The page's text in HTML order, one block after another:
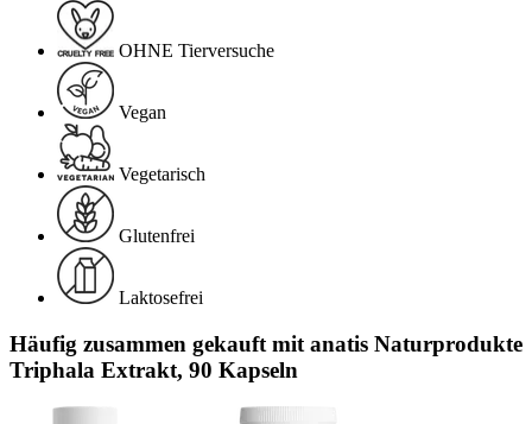
OHNE Tierversuche
Vegan
Vegetarisch
Glutenfrei
Laktosefrei
Häufig zusammen gekauft mit anatis Naturprodukte
Triphala Extrakt, 90 Kapseln